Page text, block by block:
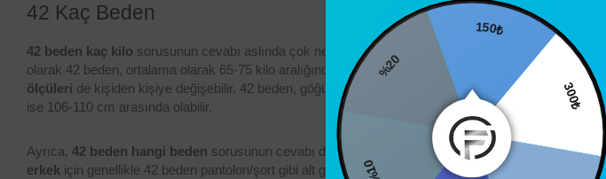
42 Kaç Beden
42 beden kaç kilo sorusunun cevabı aslında çok net değil çünkü kişinin boyu, kilosu ve vücut
olarak 42 beden, ortalama olarak 65-75 kilo aralığındaki kadınları kapsar. Bu ölçüler herkes için
ölçüleri de kişiden kişiye değişebilir. 42 beden, göğüs ölçüsü olarak genellikle 102-106 cm
ise 106-110 cm arasında olabilir.
Ayrıca, 42 beden hangi beden sorusunun cevabı da kadın giyiminde genellikle L bedene denk
erkek için genellikle 42 beden pantolon/şort gibi alt giyimlerde kullanılır. Bu ölçüler, giyim markalarına
150₺